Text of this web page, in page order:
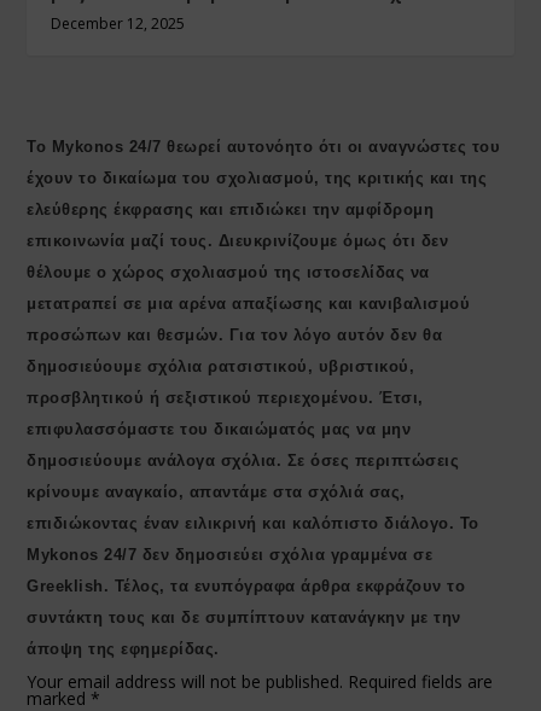
December 12, 2025
Το Mykonos 24/7 θεωρεί αυτονόητο ότι οι αναγνώστες του
έχουν το δικαίωμα του σχολιασμού, της κριτικής και της
ελεύθερης έκφρασης και επιδιώκει την αμφίδρομη
επικοινωνία μαζί τους. Διευκρινίζουμε όμως ότι δεν
θέλουμε ο χώρος σχολιασμού της ιστοσελίδας να
μετατραπεί σε μια αρένα απαξίωσης και κανιβαλισμού
προσώπων και θεσμών. Για τον λόγο αυτόν δεν θα
δημοσιεύουμε σχόλια ρατσιστικού, υβριστικού,
προσβλητικού ή σεξιστικού περιεχομένου. Έτσι,
επιφυλασσόμαστε του δικαιώματός μας να μην
δημοσιεύουμε ανάλογα σχόλια. Σε όσες περιπτώσεις
κρίνουμε αναγκαίο, απαντάμε στα σχόλιά σας,
επιδιώκοντας έναν ειλικρινή και καλόπιστο διάλογο. Το
Μykonos 24/7 δεν δημοσιεύει σχόλια γραμμένα σε
Greeklish. Τέλος, τα ενυπόγραφα άρθρα εκφράζουν το
συντάκτη τους και δε συμπίπτουν κατανάγκην με την
άποψη της εφημερίδας.
Your email address will not be published. Required fields are
marked *